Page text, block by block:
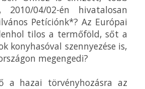
2010/04/02-én hivatalosan
Petíciónk*? Az Európai
tilos a termőföld, sőt a
konyhasóval szennyezése is,
megengedi?
a hazai törvényhozásra az